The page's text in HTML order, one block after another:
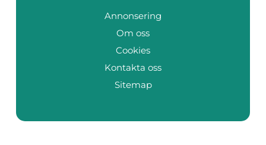
Annonsering
Om oss
Cookies
Kontakta oss
Sitemap